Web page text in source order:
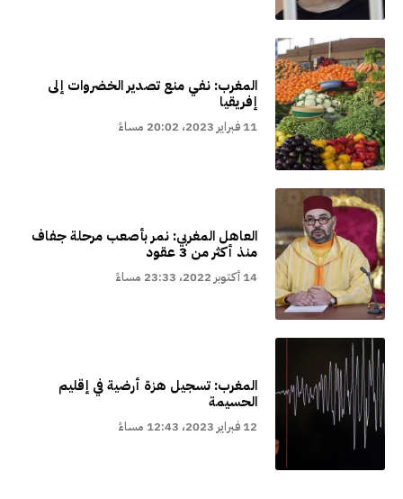
المغرب: نفي منع تصدير الخضروات إلى
إفريقيا
11 فبراير 2023، 20:02 مساءً
العاهل المغربي: نمر بأصعب مرحلة جفاف
منذ أكثر من 3 عقود
14 أكتوبر 2022، 23:33 مساءً
المغرب: تسجيل هزة أرضية في إقليم
الحسيمة
12 فبراير 2023، 12:43 مساءً